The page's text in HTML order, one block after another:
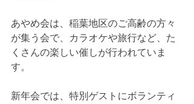
あやめ会は、稲葉地区のご高齢の方々
が集う会で、カラオケや旅行など、た
くさんの楽しい催しが行われていま
す。
新年会では、特別ゲストにボランティ